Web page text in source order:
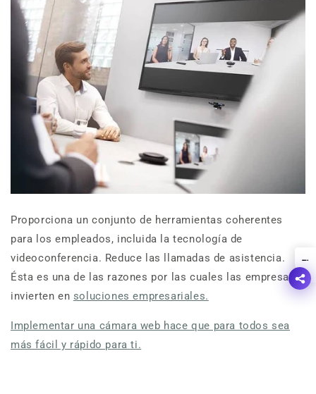
Proporciona un conjunto de herramientas coherentes
para los empleados, incluida la tecnología de
videoconferencia. Reduce las llamadas de asistencia.
Ésta es una de las razones por las cuales las empresas
invierten en soluciones empresariales.
Implementar una cámara web hace que para todos sea
más fácil y rápido para ti.
!